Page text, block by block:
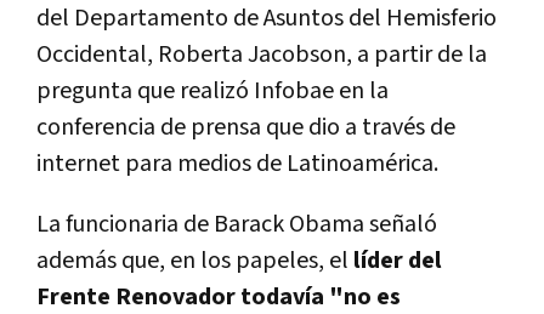
del Departamento de Asuntos del Hemisferio
Occidental, Roberta Jacobson, a partir de la
pregunta que realizó Infobae en la
conferencia de prensa que dio a través de
internet para medios de Latinoamérica.
La funcionaria de Barack Obama señaló
además que, en los papeles, el líder del
Frente Renovador todavía "no es